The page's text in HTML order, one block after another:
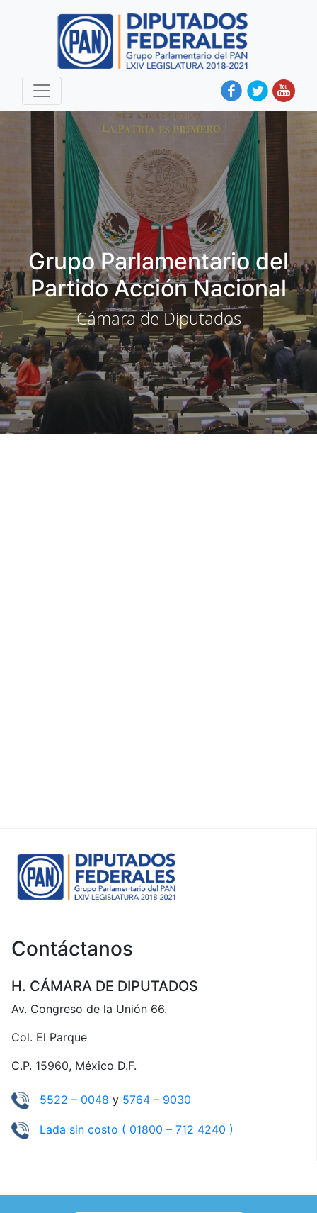
Grupo Parlamentario del
Partido Acción Nacional
Cámara de Diputados
Contáctanos
H. CÁMARA DE DIPUTADOS
Av. Congreso de la Unión 66.
Col. El Parque
C.P. 15960, México D.F.
5522 – 0048 y 5764 – 9030
Lada sin costo ( 01800 – 712 4240 )